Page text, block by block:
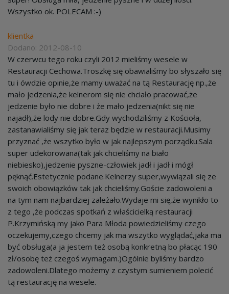
Wszystko ok. POLECAM :-)
klientka
Dodano: 2012-08-10
W czerwcu tego roku czyli 2012 mieliśmy wesele w
Restauracji Cechowa.Troszkę się obawialiśmy bo słyszało się
tu i ówdzie opinie,że mamy uważać na tą Restaurację np.,że
mało jedzenia,że kelnerom się nie chciało pracować,że
jedzenie było nie dobre i że mało jedzenia(nikt się nie
najadł),że lody nie dobre.Gdy wychodziliśmy z Kościoła,
zastanawialiśmy się jak teraz będzie w restauracji.Musimy
przyznać ,że wszytko było w jak najlepszym porządku.Sala
super udekorowana(tak jak chcieliśmy na biało
niebiesko),jedzenie pyszne-człowiek jadł i jadł i mógł
pęknąć.Estetycznie podane.Kelnerzy super,wywiązali się ze
swoich obowiązków tak jak chcieliśmy.Goście zadowoleni a
na tym nam najbardziej zależało.Wydaje mi się,że wynikło to
z tego ,że podczas spotkań z właścicielką restauracji
P.Krzymińską my jako Para Młoda powiedzieliśmy czego
oczekujemy,czego chcemy jak ma wszytko wyglądać,jaka ma
być obsługa(a ja jestem też osobą konkretną bo płacąc 190
zł/osobę też czegoś wymagam.)Ogólnie byliśmy bardzo
zadowoleni.Dlatego możemy z czystym sumieniem polecić
tą restaurację na wesele.